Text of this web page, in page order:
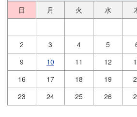
日 月 火 水
2
3 4 5
9
10 11 12
16
17 18 19
23
24 25 26